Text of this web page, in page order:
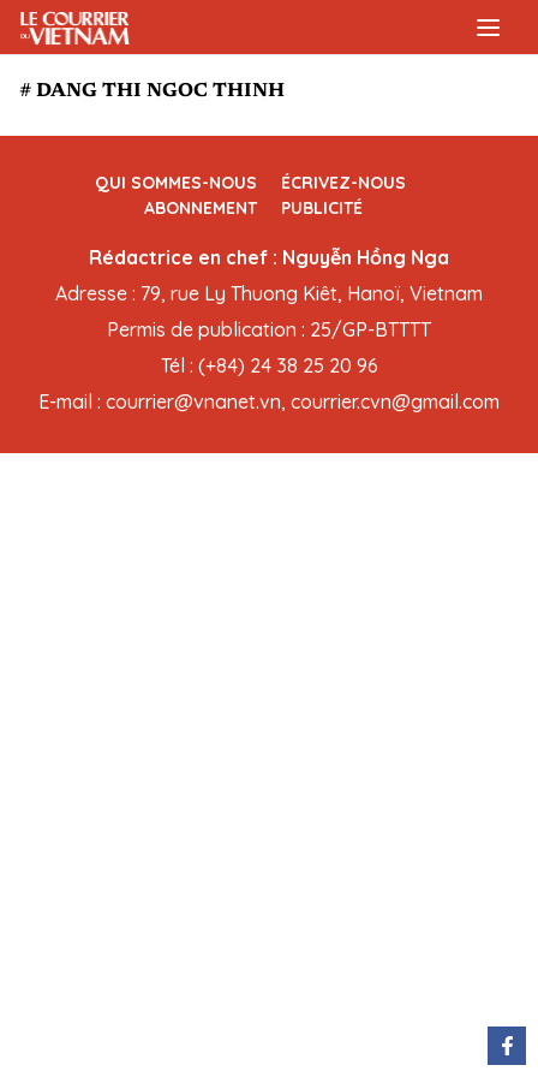
# DANG THI NGOC THINH
QUI SOMMES-NOUS
ÉCRIVEZ-NOUS
ABONNEMENT
PUBLICITÉ
Rédactrice en chef : Nguyễn Hồng Nga
Adresse : 79, rue Ly Thuong Kiêt, Hanoï, Vietnam
Permis de publication : 25/GP-BTTTT
Tél : (+84) 24 38 25 20 96
E-mail : courrier@vnanet.vn, courrier.cvn@gmail.com